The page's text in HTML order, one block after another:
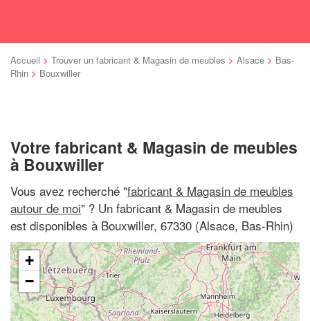
Accueil > Trouver un fabricant & Magasin de meubles > Alsace > Bas-
Rhin > Bouxwiller
Votre fabricant & Magasin de meubles
à Bouxwiller
Vous avez recherché "fabricant & Magasin de meubles
autour de moi" ? Un fabricant & Magasin de meubles
est disponibles à Bouxwiller, 67330 (Alsace, Bas-Rhin)
+
−